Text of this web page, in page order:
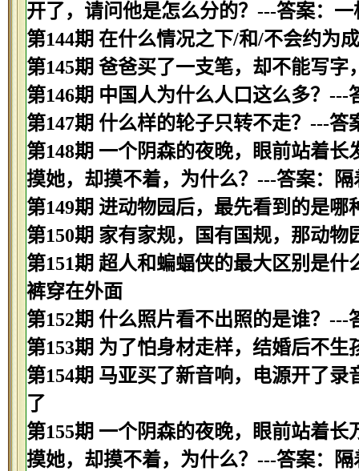
开了，请问他是怎么分的？---答案：
第144期 在什么情况之下/和/不会约为
第145期 爸爸买了一支笔，却不能写
第146期 中国人为什么人口这么多？---
第147期 什么样的轮子只转不走？---答
第148期 一个阴森的夜晚，眼前站着
摸她，却摸不着，为什么？---答案：隔
第149期 进动物园后，最先看到的是哪
第150期 家有家规，国有国规，那动
第151期 超人和蝙蝠侠的最大区别是
裤穿在外面
第152期 什么照片看不出照的是谁？---
第153期 为了怕身材走样，结婚后不
第154期 马亚买了新音响，电源开了
了
第155期 一个阴森的夜晚，眼前站着
摸她，却摸不着，为什么？---答案：隔